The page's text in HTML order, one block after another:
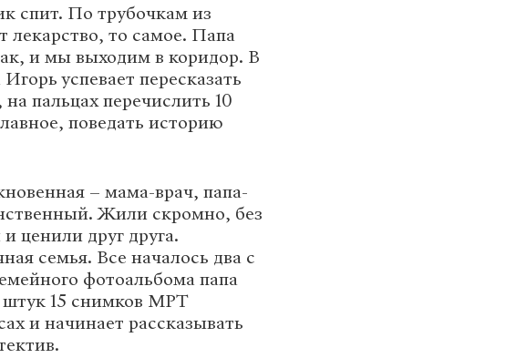
спит. По трубочкам из
лекарство, то самое. Папа
и мы выходим в коридор. В
успевает пересказать
пальцах перечислить 10
поведать историю
– мама-врач, папа-
Жили скромно, без
ценили друг друга.
семья. Все началось два с
фотоальбома папа
штук 15 снимков МРТ
и начинает рассказывать